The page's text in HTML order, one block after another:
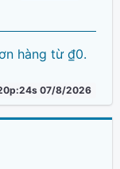
hàng từ ₫0.
07/8/2026